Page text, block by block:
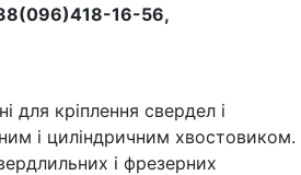
16-56,
для кріплення свердел і
і циліндричним хвостовиком.
і фрезерних